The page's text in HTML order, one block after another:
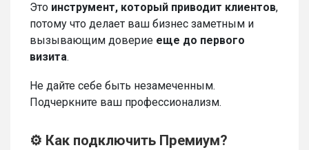
Это инструмент, который приводит клиентов,
потому что делает ваш бизнес заметным и
вызывающим доверие еще до первого
визита.
Не дайте себе быть незамеченным.
Подчеркните ваш профессионализм.
⚙️ Как подключить Премиум?